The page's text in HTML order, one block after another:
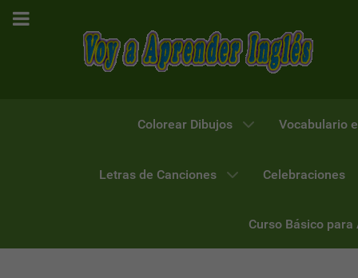
Colorear Dibujos Vocabulario
Letras de Canciones Celebraciones
Curso Básico